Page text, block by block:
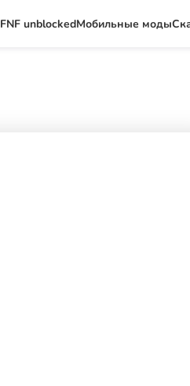
FNF unblockedМобильные моды